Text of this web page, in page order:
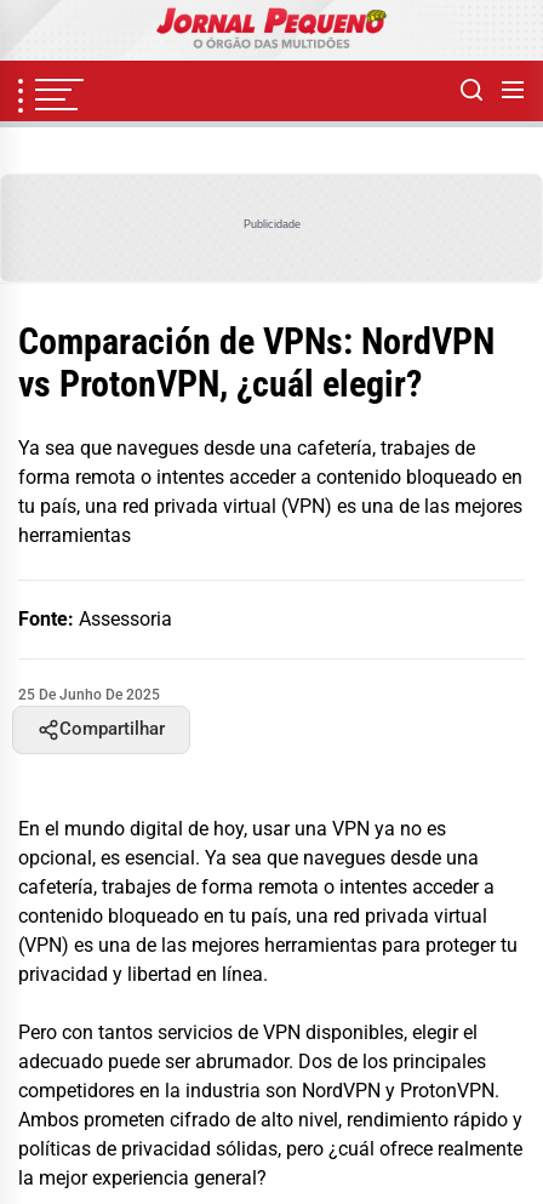
content
Publicidade
Comparación de VPNs: NordVPN
vs ProtonVPN, ¿cuál elegir?
Ya sea que navegues desde una cafetería, trabajes de
forma remota o intentes acceder a contenido bloqueado en
tu país, una red privada virtual (VPN) es una de las mejores
herramientas
Fonte: Assessoria
25 De Junho De 2025
Compartilhar
En el mundo digital de hoy, usar una VPN ya no es
opcional, es esencial. Ya sea que navegues desde una
cafetería, trabajes de forma remota o intentes acceder a
contenido bloqueado en tu país, una red privada virtual
(VPN) es una de las mejores herramientas para proteger tu
privacidad y libertad en línea.
Pero con tantos servicios de VPN disponibles, elegir el
adecuado puede ser abrumador. Dos de los principales
competidores en la industria son NordVPN y ProtonVPN.
Ambos prometen cifrado de alto nivel, rendimiento rápido y
políticas de privacidad sólidas, pero ¿cuál ofrece realmente
la mejor experiencia general?